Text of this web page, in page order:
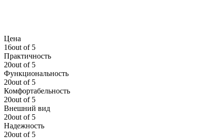
Цена
16out of 5
Практичность
20out of 5
Функциональность
20out of 5
Комфортабельность
20out of 5
Внешний вид
20out of 5
Надежность
20out of 5